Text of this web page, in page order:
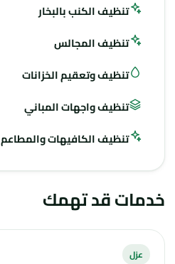
تنظيف الكنب بالبخار
تنظيف المجالس
تنظيف وتعقيم الخزانات
تنظيف واجهات المباني
تنظيف الكافيهات والمطاعم
خدمات قد تهمك
عزل